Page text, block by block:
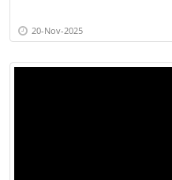
20-Nov-2025